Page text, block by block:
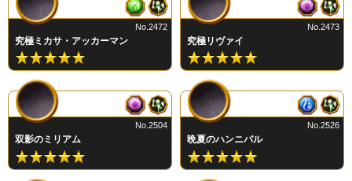
究極ミカサ・アッカーマン
No.2472
究極リヴァイ
No.2473
双影のミリアム
No.2504
晩夏のハンニバル
No.2526